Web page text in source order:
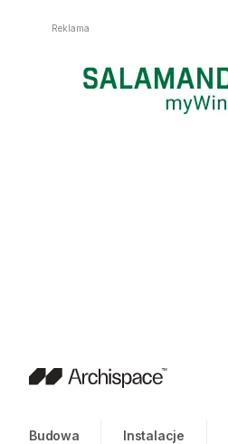
Reklama
Budowa Instalacje